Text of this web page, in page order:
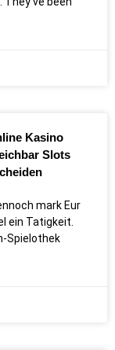
Kasino
Slots
mark Eur
ein Tatigkeit.
Spielothek